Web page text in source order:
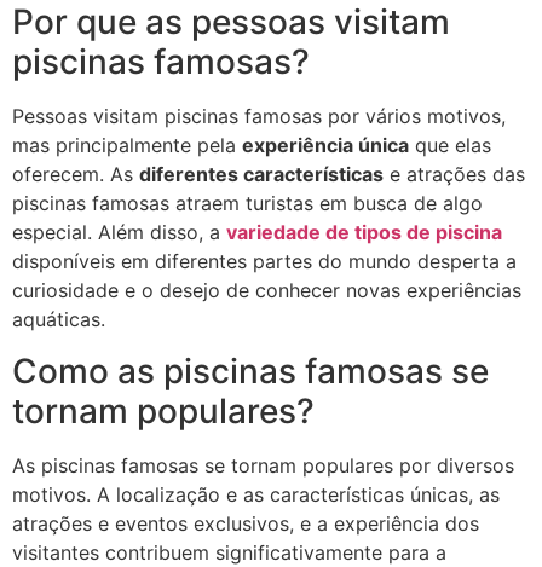
Por que as pessoas visitam
piscinas famosas?
Pessoas visitam piscinas famosas por vários motivos,
mas principalmente pela experiência única que elas
oferecem. As diferentes características e atrações das
piscinas famosas atraem turistas em busca de algo
especial. Além disso, a variedade de tipos de piscina
disponíveis em diferentes partes do mundo desperta a
curiosidade e o desejo de conhecer novas experiências
aquáticas.
Como as piscinas famosas se
tornam populares?
As piscinas famosas se tornam populares por diversos
motivos. A localização e as características únicas, as
atrações e eventos exclusivos, e a experiência dos
visitantes contribuem significativamente para a